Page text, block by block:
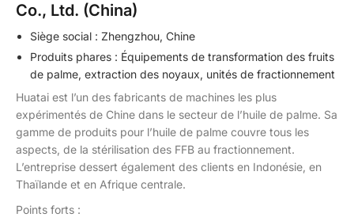
Co., Ltd. (China)
Siège social : Zhengzhou, Chine
Produits phares : Équipements de transformation des fruits
de palme, extraction des noyaux, unités de fractionnement
Huatai est l’un des fabricants de machines les plus
expérimentés de Chine dans le secteur de l’huile de palme. Sa
gamme de produits pour l’huile de palme couvre tous les
aspects, de la stérilisation des FFB au fractionnement.
L’entreprise dessert également des clients en Indonésie, en
Thaïlande et en Afrique centrale.
Points forts :